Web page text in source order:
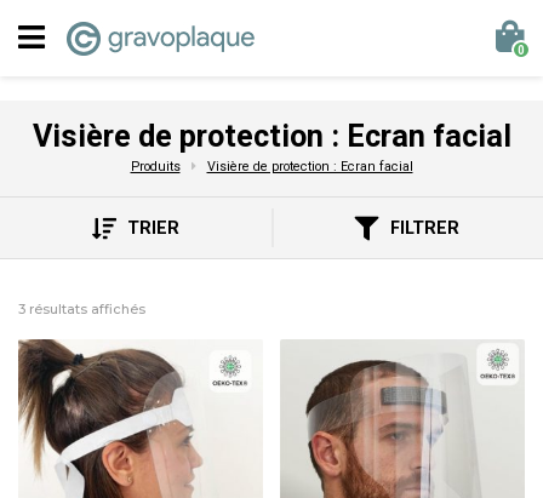
0
Visière de protection : Ecran facial
Produits Visière de protection : Ecran facial
TRIER FILTRER
3 résultats affichés